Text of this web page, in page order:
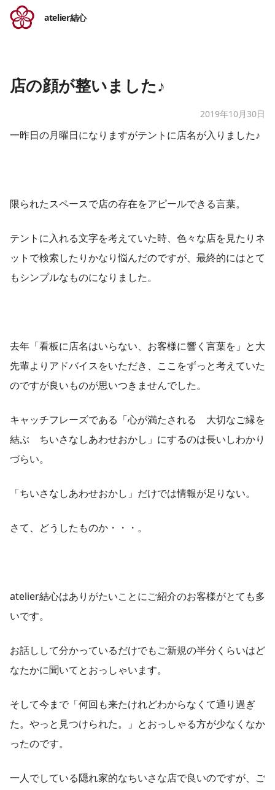
atelier結心
店の顔が整いました♪
2019年10月30日
​一昨日の月曜日になりますがテントに店名が入りました♪
限られたスペースで店の存在をアピールできる言葉。
テントに入れる文字を考えていた時、色々な店を見たりネ
ットで検索したりかなり悩んだのですが、最終的にはとて
もシンプルなものになりました。
去年「看板に店名はいらない、お客様に響く言葉を」と大
先輩よりアドバイスをいただき、ここをずっと考えていた
のですが良いものが思いつきませんでした。
キャッチフレーズである「心が満たされる 大切なご縁を
結ぶ ちいさなしあわせおかし」にするのは長いしわかり
づらい。
「ちいさなしあわせおかし」だけでは情報が足りない。
さて、どうしたものか・・・。
atelier結心はありがたいことにご紹介のお客様がとても多
いです。
お話しして分かっているだけでもご新規の半分くらいはど
なたかに聞いてとおっしゃいます。
そして今まで「何回も来たけれどわからなくて通り過ぎ
た。やっと見つけられた。」とおっしゃる方が少なくなか
ったのです。
一人でしている隠れ家的なちいさな店で良いのですが、ご